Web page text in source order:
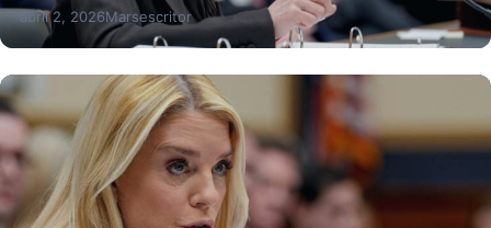
abril 2, 2026Marsescritor